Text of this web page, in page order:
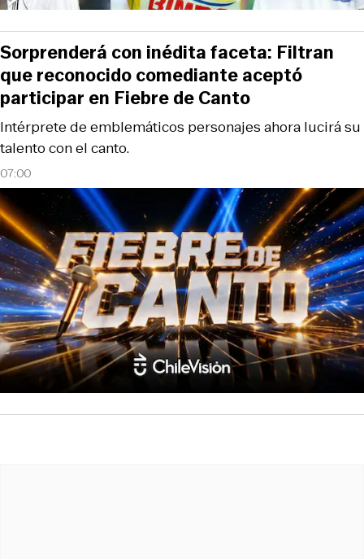
07:00
Intérprete de emblemáticos personajes ahora lucirá su
talento con el canto.
Sorprenderá con inédita faceta: Filtran
que reconocido comediante aceptó
participar en Fiebre de Canto